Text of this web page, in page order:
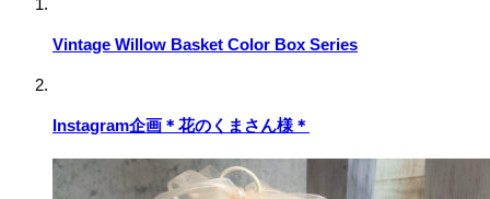
Vintage Willow Basket Color Box Series
Instagram企画＊花のくまさん様＊